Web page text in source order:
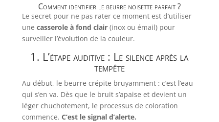
Comment identifier le beurre noisette parfait ?
Le secret pour ne pas rater ce moment est d’utiliser
une casserole à fond clair(inox ou émail) pour
surveiller l’évolution de la couleur.
1. L’étape auditive : Le silence après la
tempête
Au début, le beurre crépite bruyamment : c’est l’eau
qui s’en va. Dès que le bruit s’apaise et devient un
léger chuchotement, le processus de coloration
commence. C’est le signal d’alerte.